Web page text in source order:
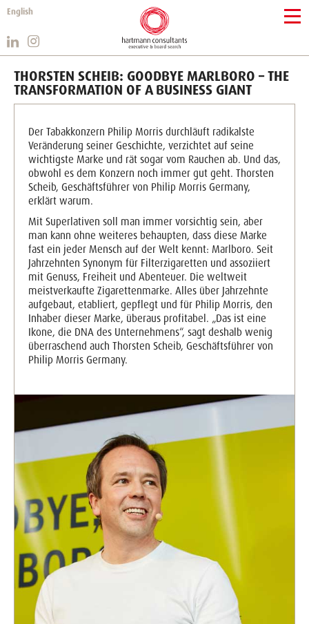
English
THORSTEN SCHEIB: GOODBYE MARLBORO – THE
TRANSFORMATION OF A BUSINESS GIANT
Der Tabakkonzern Philip Morris durchläuft radikalste
Veränderung seiner Geschichte, verzichtet auf seine
wichtigste Marke und rät sogar vom Rauchen ab. Und das,
obwohl es dem Konzern noch immer gut geht. Thorsten
Scheib, Geschäftsführer von Philip Morris Germany,
erklärt warum.
Mit Superlativen soll man immer vorsichtig sein, aber
man kann ohne weiteres behaupten, dass diese Marke
fast ein jeder Mensch auf der Welt kennt: Marlboro. Seit
Jahrzehnten Synonym für Filterzigaretten und assoziiert
mit Genuss, Freiheit und Abenteuer. Die weltweit
meistverkaufte Zigarettenmarke. Alles über Jahrzehnte
aufgebaut, etabliert, gepflegt und für Philip Morris, den
Inhaber dieser Marke, überaus profitabel. „Das ist eine
Ikone, die DNA des Unternehmens“, sagt deshalb wenig
überraschend auch Thorsten Scheib, Geschäftsführer von
Philip Morris Germany.